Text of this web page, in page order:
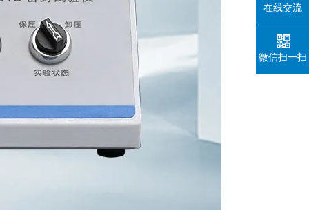
在线交流
微信扫一扫